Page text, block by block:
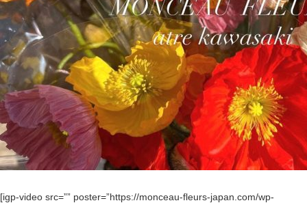
[igp-video src=”” poster=”https://monceau-fleurs-japan.com/wp-